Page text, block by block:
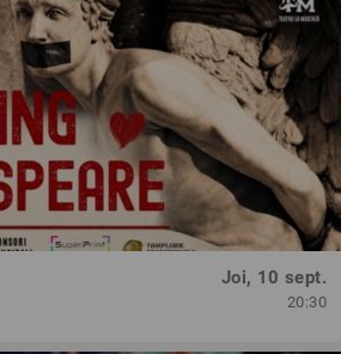
Joi, 10 sept.
20:30